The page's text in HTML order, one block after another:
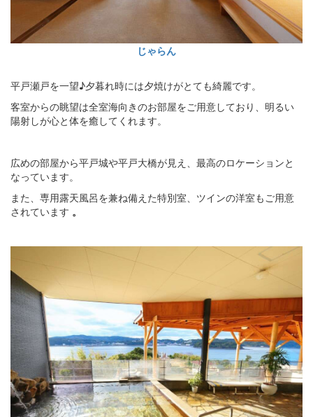
じゃらん
平戸瀬戸を一望♪夕暮れ時には夕焼けがとても綺麗です。
客室からの眺望は全室海向きのお部屋をご用意しており、明るい
陽射しが心と体を癒してくれます。
広めの部屋から平戸城や平戸大橋が見え、最高のロケーションと
なっています。
また、専用露天風呂を兼ね備えた特別室、ツインの洋室もご用意
されています 。